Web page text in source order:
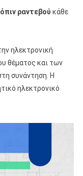
ραντεβού κάθε
ηλεκτρονική
θέματος και των
συνάντηση. Η
ηλεκτρονικό